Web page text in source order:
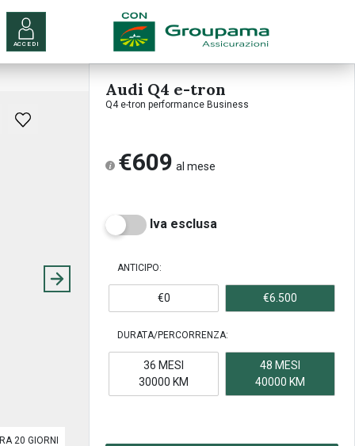
ACCEDI
Audi Q4 e-tron
Q4 e-tron performance Business
€609 al mese
Iva esclusa
ANTICIPO:
€0 €6.500
DURATA/PERCORRENZA:
36 MESI
30000 KM
48 MESI
40000 KM
20 GIORNI